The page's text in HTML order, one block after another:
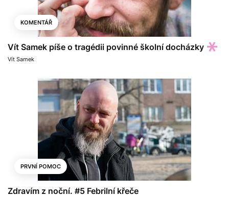
KOMENTÁŘ
Vít Samek píše o tragédii povinné školní docházky
Vít Samek
PRVNÍ POMOC
Zdravím z noční. #5 Febrilní křeče